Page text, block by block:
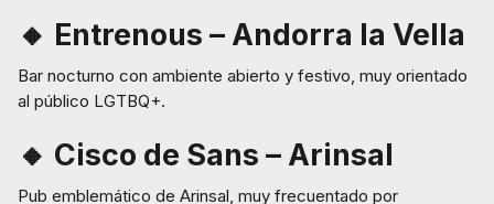
🔸 Entrenous – Andorra la Vella
Bar nocturno con ambiente abierto y festivo, muy orientado
al público LGTBQ+.
🔸 Cisco de Sans – Arinsal
Pub emblemático de Arinsal, muy frecuentado por